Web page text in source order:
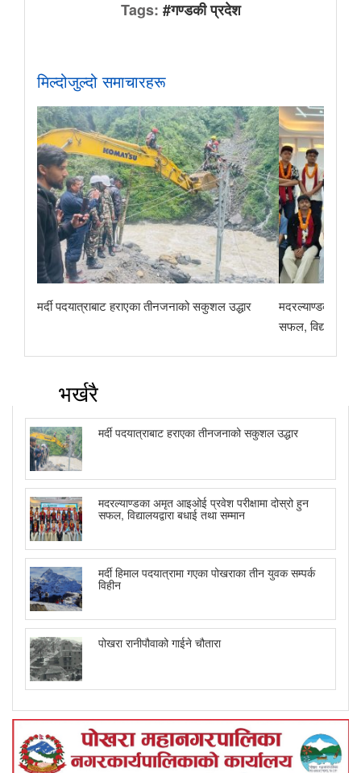
Tags: #गण्डकी प्रदेश
मिल्दोजुल्दो समाचारहरू
मर्दी पदयात्राबाट हराएका तीनजनाको सकुशल उद्धार
मदरल्याण्डका अमृत
सफल,
भर्खरै
मर्दी पदयात्राबाट हराएका तीनजनाको सकुशल उद्धार
मदरल्याण्डका अमृत आइओई प्रवेश परीक्षामा दोस्रो हुन
सफल, विद्यालयद्वारा बधाई तथा सम्मान
मर्दी हिमाल पदयात्रामा गएका पोखराका तीन युवक सम्पर्क
विहीन
पोखरा रानीपौवाको गाईने चौतारा